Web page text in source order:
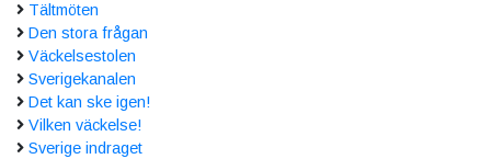
Tältmöten
Den stora frågan
Väckelsestolen
Sverigekanalen
Det kan ske igen!
Vilken väckelse!
Sverige indraget